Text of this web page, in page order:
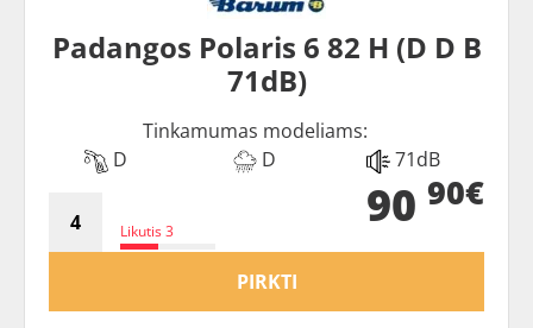
Padangos Polaris 6 82 H (D D B
71dB)
Tinkamumas modeliams:
D
D 71dB
Likutis 3 90 90€
PIRKTI